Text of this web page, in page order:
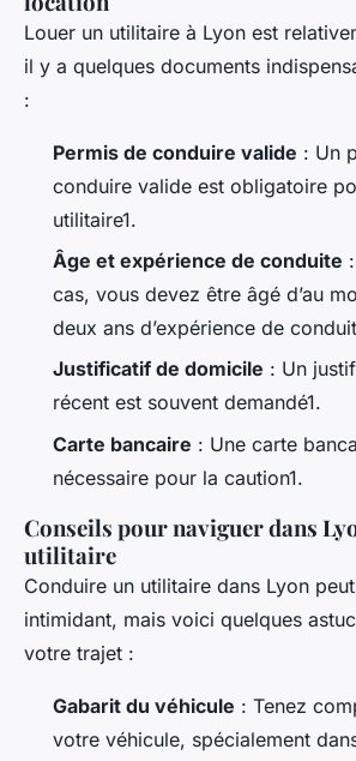
Louer un utilitaire à Lyon est
il y a quelques documents
:
Permis de conduire valide : Un
conduire valide est obligatoire
utilitaire1.
Âge et expérience de conduite
cas, vous devez être âgé d’au
deux ans d’expérience de
Justificatif de domicile : Un
récent est souvent demandé1.
Carte bancaire : Une carte
nécessaire pour la caution1.
Conseils pour naviguer dans
utilitaire
Conduire un utilitaire dans Lyon
intimidant, mais voici quelques
votre trajet :
Gabarit du véhicule : Tenez
votre véhicule, spécialement